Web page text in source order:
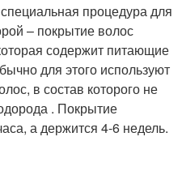
процедура для
– покрытие волос
содержит питающие
для этого используют
в состав которого не
. Покрытие
а держится 4-6 недель.